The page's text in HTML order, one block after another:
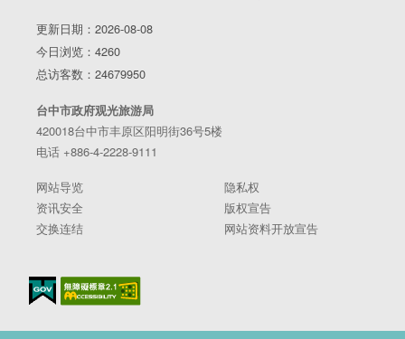
更新日期：2026-08-08
今日浏览：4260
总访客数：24679950
台中市政府观光旅游局
420018台中市丰原区阳明街36号5楼
电话 +886-4-2228-9111
网站导览
隐私权
资讯安全
版权宣告
交换连结
网站资料开放宣告